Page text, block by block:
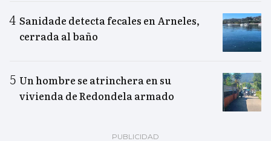
Sanidade detecta fecales en Arneles,
cerrada al baño
Un hombre se atrinchera en su
vivienda de Redondela armado